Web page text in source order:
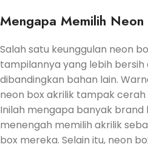
Mengapa Memilih
Salah satu keunggulan neon
tampilannya yang lebih bersih
dibandingkan bahan lain.
neon box akrilik tampak
Inilah mengapa banyak brand
menengah memilih akrilik
box mereka. Selain itu, neon